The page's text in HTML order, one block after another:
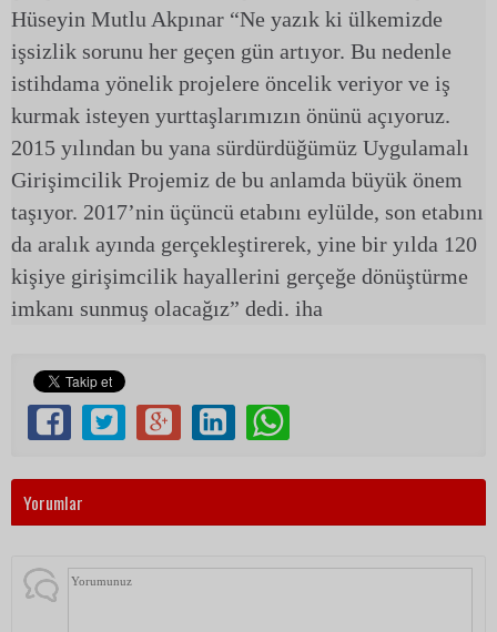
Hüseyin Mutlu Akpınar “Ne yazık ki ülkemizde
işsizlik sorunu her geçen gün artıyor. Bu nedenle
istihdama yönelik projelere öncelik veriyor ve iş
kurmak isteyen yurttaşlarımızın önünü açıyoruz.
2015 yılından bu yana sürdürdüğümüz Uygulamalı
Girişimcilik Projemiz de bu anlamda büyük önem
taşıyor. 2017’nin üçüncü etabını eylülde, son etabını
da aralık ayında gerçekleştirerek, yine bir yılda 120
kişiye girişimcilik hayallerini gerçeğe dönüştürme
imkanı sunmuş olacağız” dedi. iha
Yorumlar